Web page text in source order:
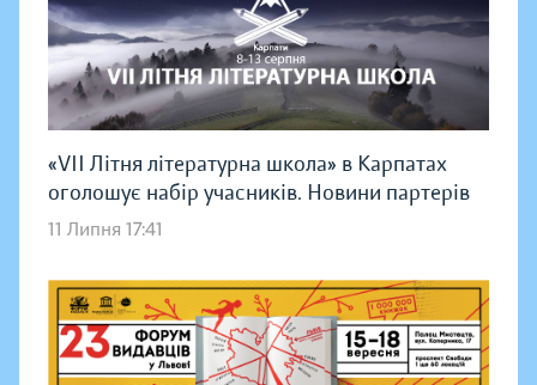
«VII Літня літературна школа» в Карпатах
оголошує набір учасників. Новини партерів
11 Липня 17:41